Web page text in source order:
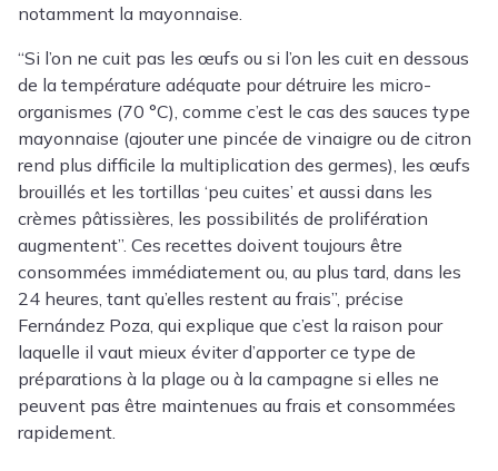
notamment la mayonnaise.
“Si l’on ne cuit pas les œufs ou si l’on les cuit en dessous
de la température adéquate pour détruire les micro-
organismes (70 °C), comme c’est le cas des sauces type
mayonnaise (ajouter une pincée de vinaigre ou de citron
rend plus difficile la multiplication des germes), les œufs
brouillés et les tortillas ‘peu cuites’ et aussi dans les
crèmes pâtissières, les possibilités de prolifération
augmentent”. Ces recettes doivent toujours être
consommées immédiatement ou, au plus tard, dans les
24 heures, tant qu’elles restent au frais”, précise
Fernández Poza, qui explique que c’est la raison pour
laquelle il vaut mieux éviter d’apporter ce type de
préparations à la plage ou à la campagne si elles ne
peuvent pas être maintenues au frais et consommées
rapidement.